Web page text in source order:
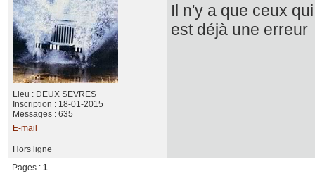
Lieu : DEUX SEVRES
Inscription : 18-01-2015
Messages : 635
E-mail
Il n'y a que ceux
est déjà une erreur
Hors ligne
Pages :1